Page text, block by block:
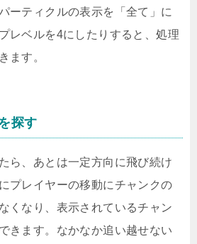
ーティクルの表示を「全て」に
レベルを4にしたりすると、処理
ます。
探す
ら、あとは一定方向に飛び続け
プレイヤーの移動にチャンクの
くなり、表示されているチャン
きます。なかなか追い越せない